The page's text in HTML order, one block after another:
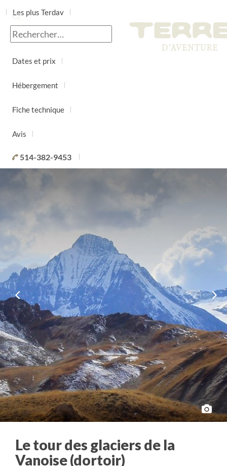
Les plus Terdav
Jour par jour
Dates et prix
Hébergement
Fiche technique
Avis
514-382-9453
Le tour des glaciers de la
Vanoise (dortoir)